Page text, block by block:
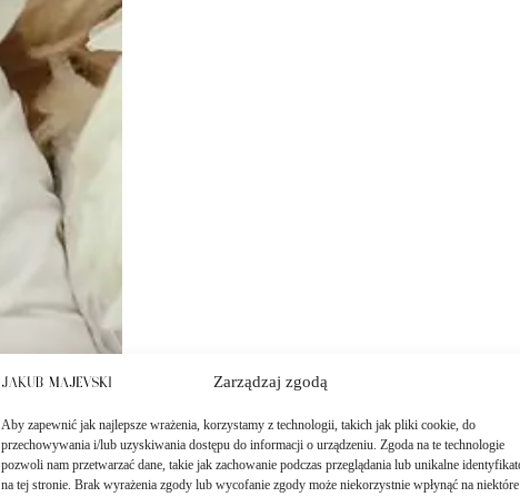
Zarządzaj zgodą
Aby zapewnić jak najlepsze wrażenia, korzystamy z technologii, takich jak pliki cookie, do
przechowywania i/lub uzyskiwania dostępu do informacji o urządzeniu. Zgoda na te technologie
pozwoli nam przetwarzać dane, takie jak zachowanie podczas przeglądania lub unikalne
na tej stronie. Brak wyrażenia zgody lub wycofanie zgody może niekorzystnie wpłynąć na niektóre